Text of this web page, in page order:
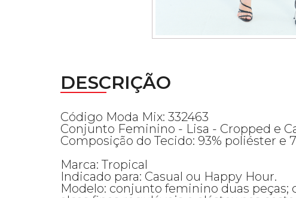
DESCRIÇÃO
Código Moda Mix: 332463
Conjunto Feminino - Lisa - Cropped e
Composição do Tecido: 93% poliéster e
Marca: Tropical
Indicado para: Casual ou Happy Hour.
Modelo: conjunto feminino duas peças;